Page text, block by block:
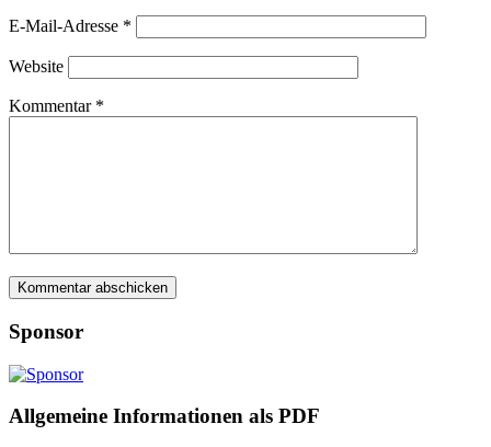
E-Mail-Adresse *
Website
Kommentar *
Sponsor
Allgemeine Informationen als PDF